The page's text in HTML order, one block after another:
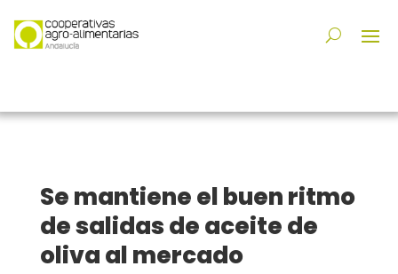
Se mantiene el buen ritmo
de salidas de aceite de
oliva al mercado